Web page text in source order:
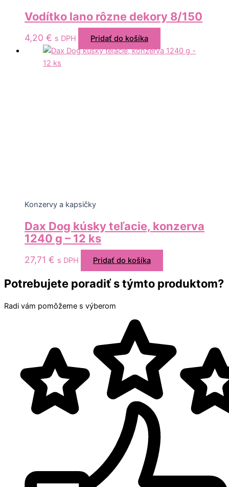
Vodítko lano rôzne dekory 8/150
4,20 € s DPH Pridať do košíka
Konzervy a kapsičky
Dax Dog kúsky teľacie, konzerva
1240 g – 12 ks
27,71 € s DPH Pridať do košíka
Potrebujete poradiť s týmto produktom?
Radi vám pomôžeme s výberom